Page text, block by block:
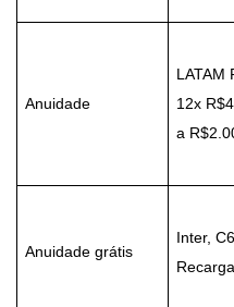
Anuidade
LATAM
12x
a
Anuidade grátis
Inter,